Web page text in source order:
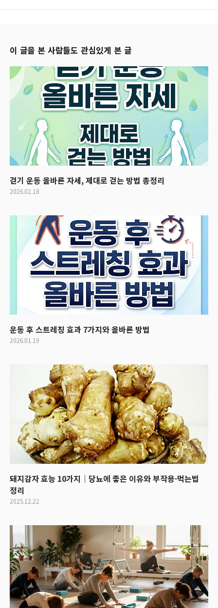
이 글을 본 사람들도 관심있게 본 글
걷기 운동 올바른 자세, 제대로 걷는 방법 총정리
2026.02.18
운동 후 스트레칭 효과 7가지와 올바른 방법
2026.01.19
돼지감자 효능 10가지｜당뇨에 좋은 이유와 부작용·먹는법
정리
2025.12.22